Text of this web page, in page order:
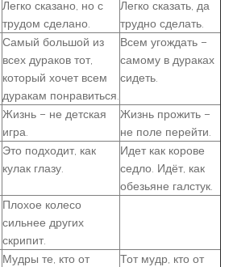
Легко сказано, но с
трудом сделано.
Легко сказать, да
трудно сделать.
Самый большой из
всех дураков тот,
который хочет всем
дуракам понравиться.
Всем угождать –
самому в дураках
сидеть.
Жизнь – не детская
игра.
Жизнь прожить –
не поле перейти.
Это подходит, как
кулак глазу.
Идет как корове
седло. Идёт, как
обезьяне галстук.
Плохое колесо
сильнее других
скрипит.
Мудры те, кто от
Тот мудр, кто от